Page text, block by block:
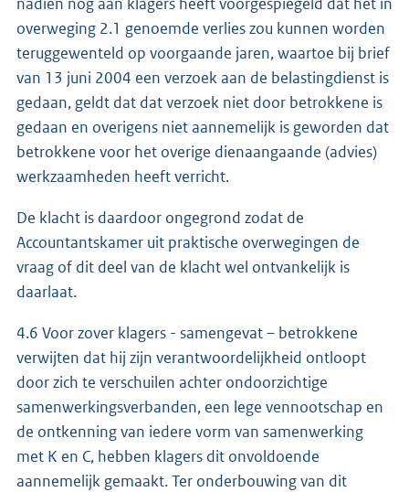
overweging 2.1 genoemde verlies zou kunnen worden
teruggewenteld op voorgaande jaren, waartoe bij brief
van 13 juni 2004 een verzoek aan de belastingdienst is
gedaan, geldt dat dat verzoek niet door betrokkene is
gedaan en overigens niet aannemelijk is geworden dat
betrokkene voor het overige dienaangaande (advies)
werkzaamheden heeft verricht.
De klacht is daardoor ongegrond zodat de
Accountantskamer uit praktische overwegingen de
vraag of dit deel van de klacht wel ontvankelijk is
daarlaat.
4.6 Voor zover klagers - samengevat – betrokkene
verwijten dat hij zijn verantwoordelijkheid ontloopt
door zich te verschuilen achter ondoorzichtige
samenwerkingsverbanden, een lege vennootschap en
de ontkenning van iedere vorm van samenwerking
met K en C, hebben klagers dit onvoldoende
aannemelijk gemaakt. Ter onderbouwing van dit